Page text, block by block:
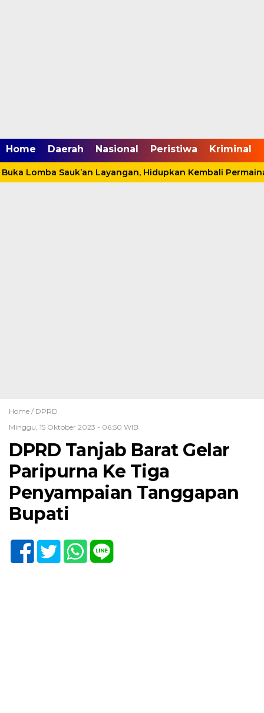
Home Daerah Nasional Peristiwa Kriminal
Lomba Sauk’an Layangan, Hidupkan Kembali
Home / DPRD
Minggu, 15 Oktober 2023 - 06:50 WIB
DPRD Tanjab Barat Gelar
Paripurna Ke Tiga
Penyampaian Tanggapan
Bupati